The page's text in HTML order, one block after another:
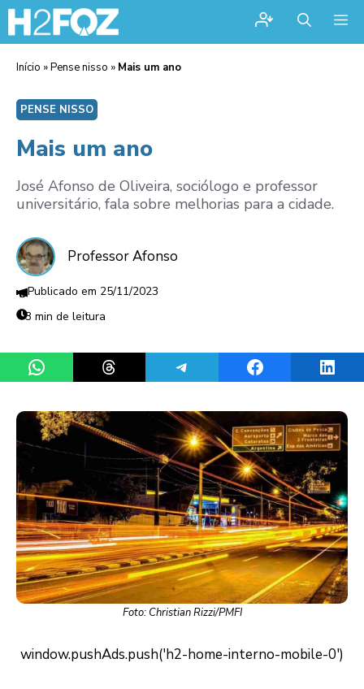
Início »Pense nisso » Mais um ano
PENSE NISSO
Mais um ano
José Afonso de Oliveira, sociólogo e professor
universitário, fala sobre melhorias para a cidade.
Professor Afonso
25/11/2023
3 min de leitura
Share on WhatsAppShare on ThreadsShare on TelegramShare on Facebook
Foto: Christian Rizzi/PMFI